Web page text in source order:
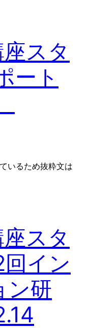
スタ
ート
いるため抜粋文は
スタ
イン
ン研